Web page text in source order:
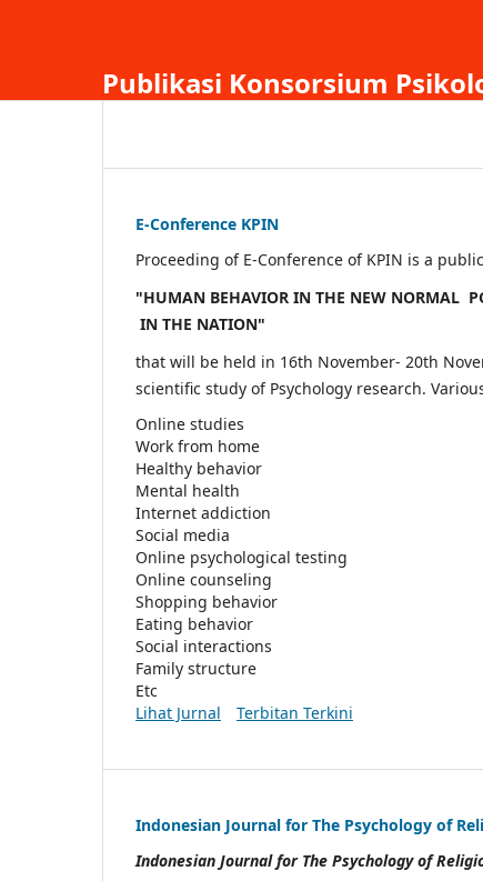
Publikasi Konsorsium
E-Conference KPIN
Proceeding of E-Conference of KPIN is a
"HUMAN BEHAVIOR IN THE NEW NORMAL
IN THE NATION"
that will be held in 16th November- 20th
scientific study of Psychology research.
Online studies
Work from home
Healthy behavior
Mental health
Internet addiction
Social media
Online psychological testing
Online counseling
Shopping behavior
Eating behavior
Social interactions
Family structure
Etc
Lihat Jurnal
Terbitan Terkini
Indonesian Journal for The Psychology of
Indonesian Journal for The Psychology of